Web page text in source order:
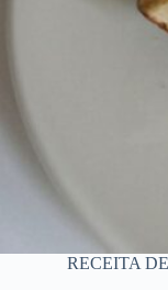
RECEITA